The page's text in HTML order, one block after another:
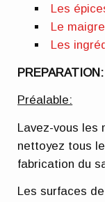
Les
Le
Les
PREPARATION:
Préalable:
Lavez-vous les
nettoyez tous
fabrication du
Les surfaces